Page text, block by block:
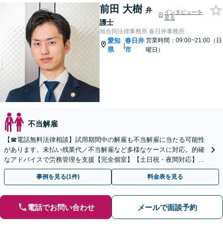
前田 大樹 弁
護士
インタビューを
見る
旭合同法律事務所 春日井事務所
愛知
県
|
春日井
市
営業時間：09:00~21:00（日
曜日）
不当解雇
【☎︎電話無料法律相談】試用期間中の解雇も不当解雇に当たる可能性
があります。未払い残業代／不当解雇など多様なケースに対応。的確
なアドバイスで労務管理を支援【完全個室】【土日祝・夜間対応】
【オンライン面談可】
事例を見る(1件) 料金表を見る
電話でお問い合わせ メールで面談予約